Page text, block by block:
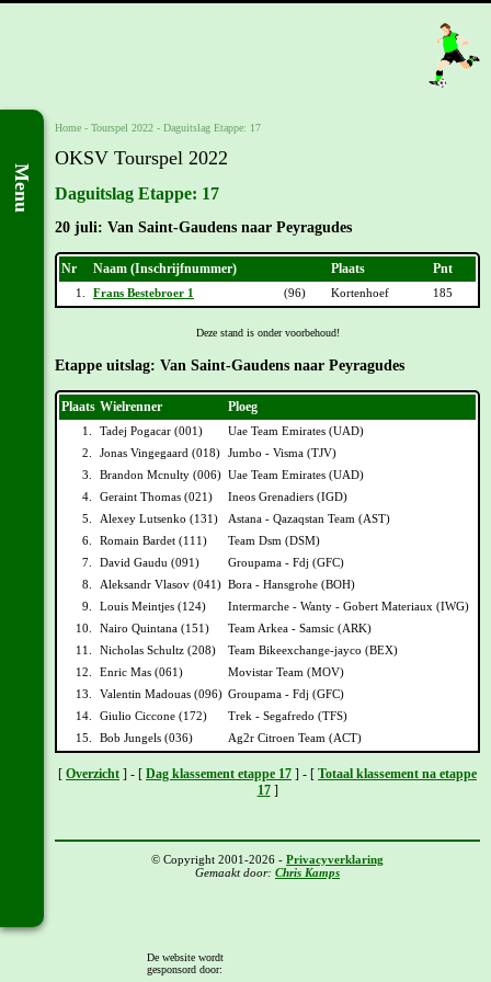
Menu
Home - Tourspel 2022 - Daguitslag Etappe: 17
OKSV Tourspel 2022
Daguitslag Etappe: 17
20 juli: Van Saint-Gaudens naar Peyragudes
Nr Naam (Inschrijfnummer) Plaats Pnt
1. Frans Bestebroer 1 (96) Kortenhoef 185
Deze stand is onder voorbehoud!
Etappe uitslag: Van Saint-Gaudens naar Peyragudes
Plaats Wielrenner Ploeg
1. Tadej Pogacar (001)
Uae Team Emirates (UAD)
2.
Jonas Vingegaard (018) Jumbo - Visma (TJV)
3.
Brandon Mcnulty (006) Uae Team Emirates (UAD)
4.
Geraint Thomas (021)
Ineos Grenadiers (IGD)
5.
Alexey Lutsenko (131)
Astana - Qazaqstan Team (AST)
6.
Romain Bardet (111)
Team Dsm (DSM)
7.
David Gaudu (091)
Groupama - Fdj (GFC)
8.
Aleksandr Vlasov (041) Bora - Hansgrohe (BOH)
9.
Louis Meintjes (124)
Intermarche - Wanty - Gobert Materiaux (IWG)
10.
Nairo Quintana (151)
Team Arkea - Samsic (ARK)
11.
Nicholas Schultz (208)
Team Bikeexchange-jayco (BEX)
12.
Enric Mas (061)
Movistar Team (MOV)
13.
Valentin Madouas (096) Groupama - Fdj (GFC)
14.
Giulio Ciccone (172)
Trek - Segafredo (TFS)
15.
Bob Jungels (036) Ag2r Citroen Team (ACT)
[ Overzicht ] - [ Dag klassement etappe 17 ] - [ Totaal klassement na etappe
17]
© Copyright 2001-2026 - Privacyverklaring
Gemaakt door: Chris Kamps
De website wordt
gesponsord door: